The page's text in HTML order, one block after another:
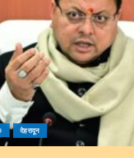
देहरादून